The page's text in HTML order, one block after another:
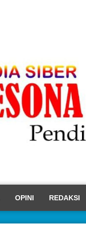
OPINI REDAKSI